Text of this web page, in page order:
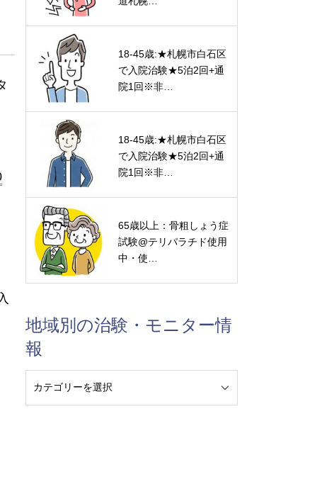
18-45歳:★札幌市白石区
で入院治験★5泊2回+通
院1回※非…
18-45歳:★札幌市白石区
で入院治験★5泊2回+通
院1回※非…
65歳以上：骨粗しょう症
試験@テリパラチド使用
中・使…
地域別の治験・モニター情
報